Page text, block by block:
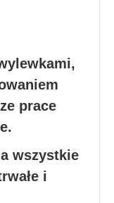
prace
wszystkie
i